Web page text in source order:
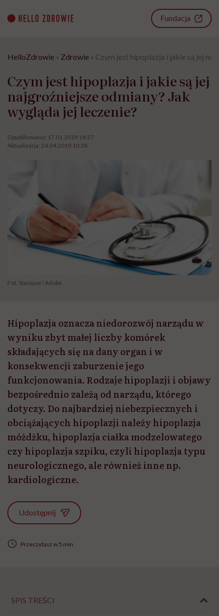
content
Fundacja
HelloZdrowie › Zdrowie › Czym jest hipoplazja i jakie są jej
Czym jest hipoplazja i jakie są jej
najgroźniejsze odmiany? Jak
wygląda jej leczenie?
Opublikowano: 17.01.2019 14:27
Aktualizacja: 24.04.2019 10:38
Fot. Stasique / Adobe
Hipoplazja oznacza niedorozwój narządu w
wyniku zbyt małej liczby komórek
składających się na dany organ i w
konsekwencji zaburzenie jego
funkcjonowania. Rodzaje hipoplazji i objawy
bezpośrednio zależą od narządu, którego
dotyczy. Do najbardziej niebezpiecznych i
obciążających hipoplazji należy hipoplazja
móżdżku, hipoplazja ciałka modzelowatego
czy hipoplazja szpiku, czyli hipoplazja typu
neurologicznego, ale również inne np.
kardiologiczne.
Udostępnij
Przeczytasz w 5 min
SPIS TREŚCI